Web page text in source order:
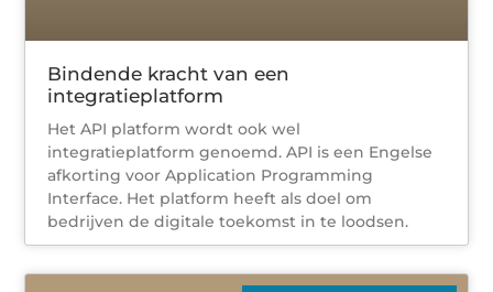
Bindende kracht van een
integratieplatform
Het API platform wordt ook wel
integratieplatform genoemd. API is een Engelse
afkorting voor Application Programming
Interface. Het platform heeft als doel om
bedrijven de digitale toekomst in te loodsen.